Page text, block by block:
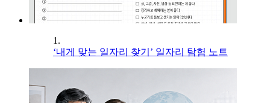
1.
‘내게 맞는 일자리 찾기’ 일자리 탐험 노트